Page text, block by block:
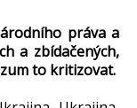
práva a
a zbídačených,
to kritizovat.